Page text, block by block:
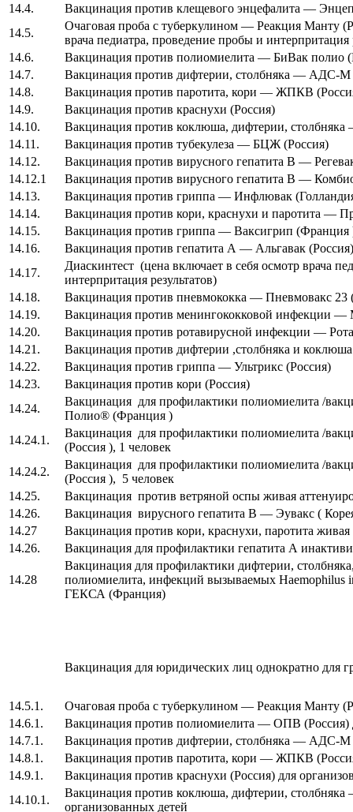
14.4.
Вакцинация против клещевого энцефалита —
14.5.
Очаговая проба с туберкулином — Реакция Манту
врача педиатра, проведение пробы и интерпритация
14.6.
Вакцинация против полиомиелита — БиВак полио
14.7.
Вакцинация против дифтерии, столбняка — АДС-М
14.8.
Вакцинация против паротита, кори — ЖПКВ
14.9.
Вакцинация против краснухи (Россия)
14.10.
Вакцинация против коклюша, дифтерии,
14.11.
Вакцинация против тубекулеза — БЦЖ (Россия)
14.12.
Вакцинация против вирусного гепатита B —
14.12.1
Вакцинация против вирусного гепатита B —
14.13.
Вакцинация против гриппа — Инфлювак
14.14.
Вакцинация против кори, краснухи и паротита —
14.15.
Вакцинация против гриппа — Ваксигрип
14.16.
Вакцинация против гепатита А — Альгавак
14.17.
Диаскинтест (цена включает в себя осмотр врача
интерпритация результатов)
14.18.
Вакцинация против пневмококка — Пневмовакс
14.19.
Вакцинация против менингококковой инфекции
14.20.
Вакцинация против ротавирусной инфекции —
14.21.
Вакцинация против дифтерии ,столбняка и
14.22.
Вакцинация против гриппа — Ультрикс (Россия)
14.23.
Вакцинация против кори (Россия)
14.24.
Вакцинация для профилактики полиомиелита /
Полио® (Франция )
14.24.1.
Вакцинация для профилактики полиомиелита /
(Россия ), 1 человек
14.24.2.
Вакцинация для профилактики полиомиелита /
(Россия ), 5 человек
14.25.
Вакцинация против ветряной оспы живая
14.26.
Вакцинация вирусного гепатита B — Эувакс (
14.27
Вакцинация против кори, краснухи, паротита
14.26.
Вакцинация для профилактики гепатита А
14.28
Вакцинация для профилактики дифтерии,
полиомиелита, инфекций вызываемых
ГЕКСА (Франция)
Вакцинация для юридических лиц однократно для
14.5.1.
Очаговая проба с туберкулином — Реакция Манту
14.6.1.
Вакцинация против полиомиелита — ОПВ (Россия)
14.7.1.
Вакцинация против дифтерии, столбняка — АДС-М
14.8.1.
Вакцинация против паротита, кори — ЖПКВ
14.9.1.
Вакцинация против краснухи (Россия) для
14.10.1.
Вакцинация против коклюша, дифтерии,
организованных детей